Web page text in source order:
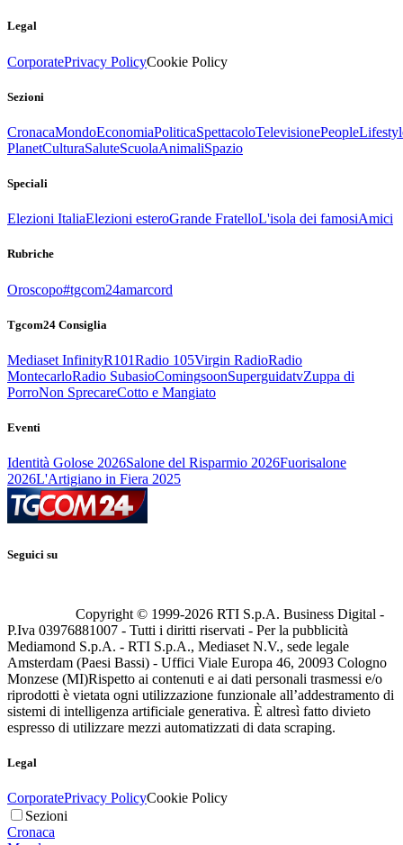
Legal
CorporatePrivacy PolicyCookie Policy
Sezioni
CronacaMondoEconomiaPoliticaSpettacoloTelevisionePeople
PlanetCulturaSaluteScuolaAnimaliSpazio
Speciali
Elezioni ItaliaElezioni esteroGrande FratelloL'isola dei famosiAmici
Rubriche
Oroscopo#tgcom24amarcord
Tgcom24 Consiglia
Mediaset InfinityR101Radio 105Virgin RadioRadio
MontecarloRadio SubasioComingsoonSuperguidatvZuppa di
PorroNon SprecareCotto e Mangiato
Eventi
Identità Golose 2026Salone del Risparmio 2026Fuorisalone
2026L'Artigiano in Fiera 2025
Seguici su
Copyright © 1999-2026 RTI S.p.A. Business Digital -
P.Iva 03976881007 - Tutti i diritti riservati - Per la pubblicità
Mediamond S.p.A. - RTI S.p.A., Mediaset N.V., sede legale
Amsterdam (Paesi Bassi) - Uffici Viale Europa 46, 20093 Cologno
Monzese (MI)Rispetto ai contenuti e ai dati personali trasmessi e/o
riprodotti è vietata ogni utilizzazione funzionale all’addestramento di
sistemi di intelligenza artificiale generativa. È altresì fatto divieto
espresso di utilizzare mezzi automatizzati di data scraping.
Legal
CorporatePrivacy PolicyCookie Policy
Sezioni
Cronaca